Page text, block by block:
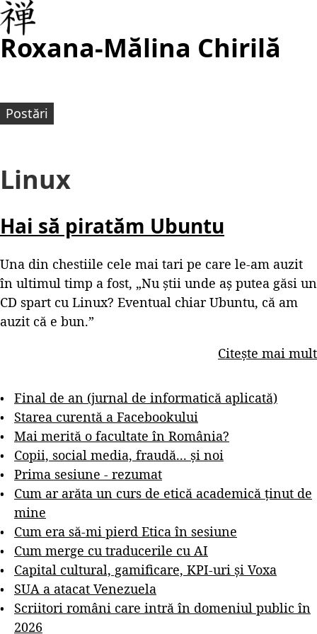
Roxana-Mălina Chirilă
Postări
Linux
Hai să piratăm Ubuntu
Una din chestiile cele mai tari pe care le-am auzit
în ultimul timp a fost, „Nu știi unde aș putea găsi un
CD spart cu Linux? Eventual chiar Ubuntu, că am
auzit că e bun.”
Citește mai mult
Final de an (jurnal de informatică aplicată)
Starea curentă a Facebookului
Mai merită o facultate în România?
Copii, social media, fraudă... și noi
Prima sesiune - rezumat
Cum ar arăta un curs de etică academică ținut de
mine
Cum era să-mi pierd Etica în sesiune
Cum merge cu traducerile cu AI
Capital cultural, gamificare, KPI-uri și Voxa
SUA a atacat Venezuela
Scriitori români care intră în domeniul public în
2026